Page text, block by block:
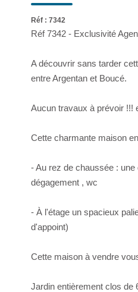
Réf : 7342
Réf 7342 - Exclusivité
A découvrir sans tarder
entre Argentan et Boucé.
Aucun travaux à prévoir !!!
Cette charmante maison
- Au rez de chaussée :
dégagement , wc
- À l'étage un spacieux
d'appoint)
Cette maison à vendre
Jardin entièrement clos de